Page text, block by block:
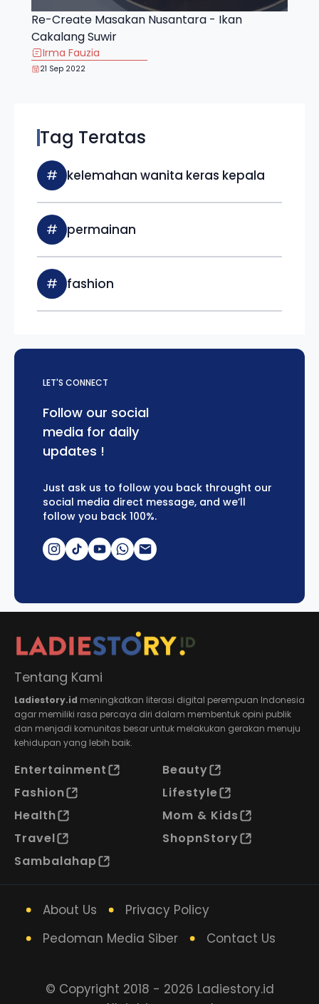
Re-Create Masakan Nusantara - Ikan
Cakalang Suwir
Irma Fauzia
21 Sep 2022
Tag Teratas
# kelemahan wanita keras kepala
# permainan
# fashion
LET'S CONNECT
Follow our social
media for daily
updates !
Just ask us to follow you back throught our
social media direct message, and we’ll
follow you back 100%.
Tentang Kami
Ladiestory.id meningkatkan literasi digital perempuan Indonesia
agar memiliki rasa percaya diri dalam membentuk opini publik
dan menjadi komunitas besar untuk melakukan gerakan menuju
kehidupan yang lebih baik.
Entertainment
Beauty
Fashion
Lifestyle
Health
Mom & Kids
Travel
ShopnStory
Sambalahap
About Us
Privacy Policy
Pedoman Media Siber
Contact Us
© Copyright 2018 - 2026 Ladiestory.id